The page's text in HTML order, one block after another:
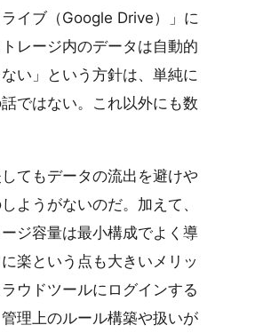
イブ（Google Drive）」に
レージ内のデータは自動的
い」という方針は、単純に
ではない。これ以外にも数
てもデータの流出を避けや
ようがないのだ。加えて、
ジ容量は最小構成でよく導
楽という点も大きいメリッ
ウドツールにログインする
理上のルール構築や扱いが